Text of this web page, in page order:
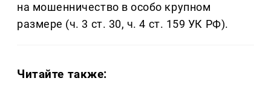
на мошенничество в особо крупном
размере (ч. 3 ст. 30, ч. 4 ст. 159 УК РФ).
Читайте также: